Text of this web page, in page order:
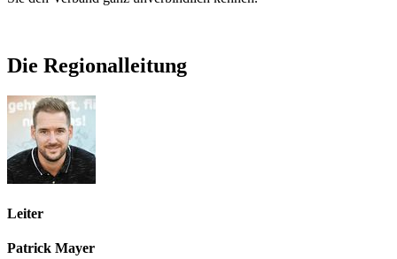
Die Regionalleitung
Leiter
Patrick Mayer